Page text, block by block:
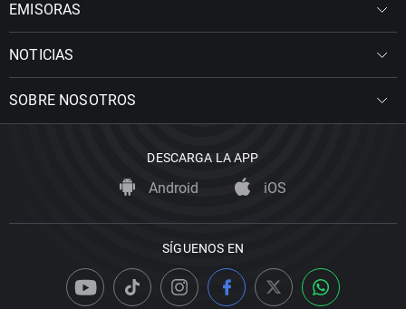
EMISORAS
NOTICIAS
SOBRE NOSOTROS
DESCARGA LA APP
Android iOS
SÍGUENOS EN